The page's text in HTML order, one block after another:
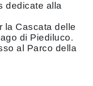
dedicate alla
la Cascata delle
di Piediluco.
al Parco della